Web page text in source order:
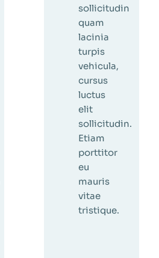
sollicitudin
quam
lacinia
turpis
vehicula,
cursus
luctus
elit
sollicitudin.
Etiam
porttitor
eu
mauris
vitae
tristique.